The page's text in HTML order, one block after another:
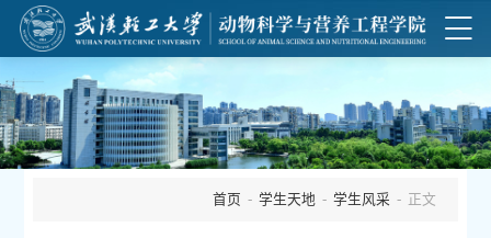
首页 - 学生天地- 学生风采 - 正文